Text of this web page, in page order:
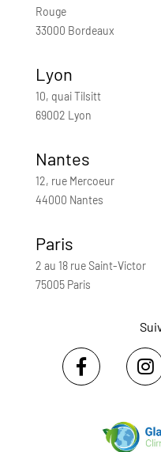
Rouge
33000 Bordeaux
Lyon
10, quai Tilsitt
69002 Lyon
Nantes
12, rue Mercoeur
44000 Nantes
Paris
2 au 18 rue Saint-Victor
75005 Paris